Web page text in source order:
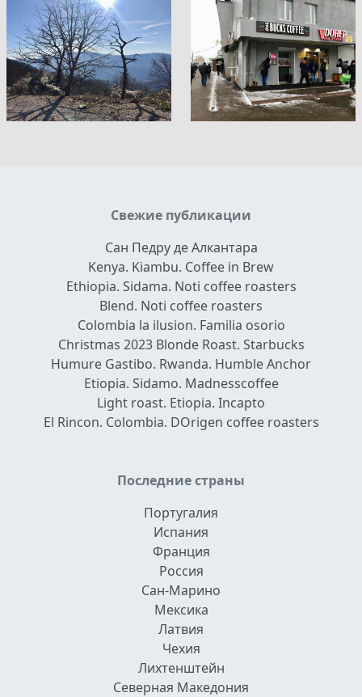
Свежие публикации
Сан Педру де Алкантара
Kenya. Kiambu. Coffee in Brew
Ethiopia. Sidama. Noti coffee roasters
Blend. Noti coffee roasters
Colombia la ilusion. Familia osorio
Christmas 2023 Blonde Roast. Starbucks
Humure Gastibo. Rwanda. Humble Anchor
Etiopia. Sidamo. Madnesscoffee
Light roast. Etiopia. Incapto
El Rincon. Colombia. DOrigen coffee roasters
Последние страны
Португалия
Испания
Франция
Россия
Сан-Марино
Мексика
Латвия
Чехия
Лихтенштейн
Северная Македония